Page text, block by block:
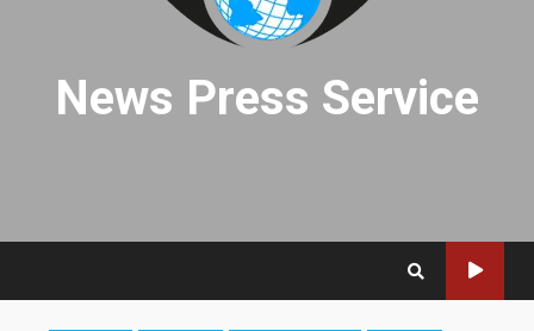
News Press Service